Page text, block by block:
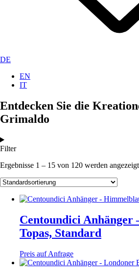
DE
EN
IT
Entdecken Sie die
Grimaldo
Filter
Ergebnisse 1 – 15 von 120 werden angezeigt
Centoundici Anhänger
Topas, Standard
Preis auf Anfrage